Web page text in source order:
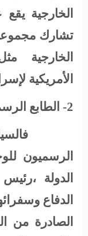
الخارجية
تشارك
الخارجية
الأمريكية
2- الطابع الرسمي
الرسميون
الدولة
الدفاع
الصادرة من